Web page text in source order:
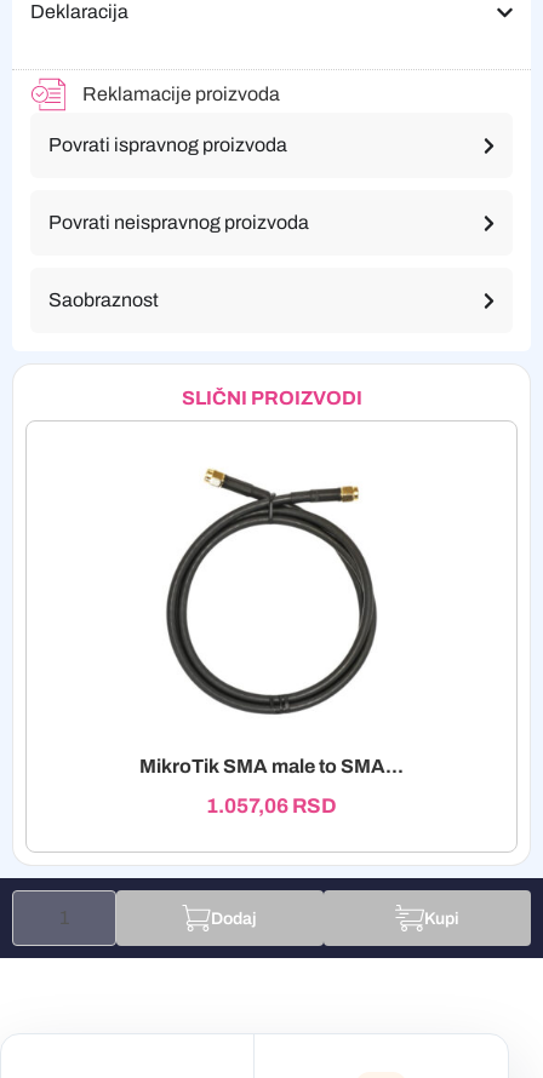
Deklaracija
Reklamacije proizvoda
Povrati ispravnog proizvoda
Povrati neispravnog proizvoda
Saobraznost
SLIČNI PROIZVODI
MikroTik SMA male to SMA...
1.057,06 RSD
Dodaj Kupi